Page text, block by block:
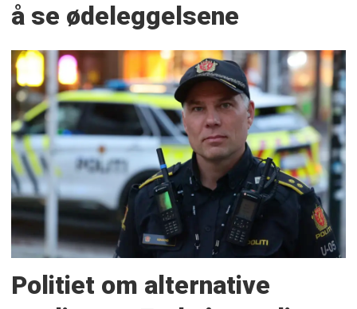
å se ødeleggelsene
Politiet om alternative